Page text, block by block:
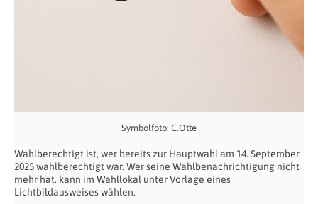
Symbolfoto: C.Otte
Wahlberechtigt ist, wer bereits zur Hauptwahl am 14. September
2025 wahlberechtigt war. Wer seine Wahlbenachrichtigung nicht
mehr hat, kann im Wahllokal unter Vorlage eines
Lichtbildausweises wählen.